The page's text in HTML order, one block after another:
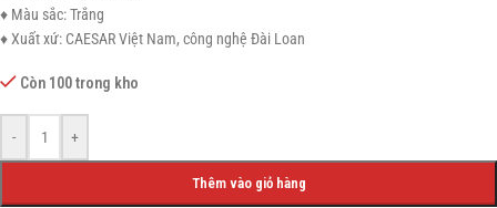
♦ Màu sắc: Trắng
♦ Xuất xứ: CAESAR Việt Nam, công nghệ Đài Loan
Còn 100 trong kho
- +
Thêm vào giỏ hàng